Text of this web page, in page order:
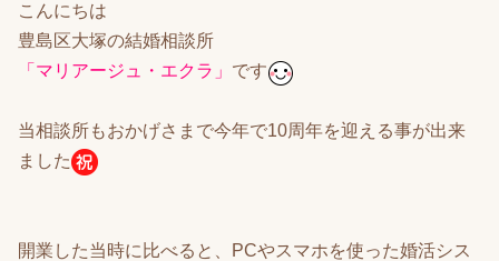
こんにちは
豊島区大塚の結婚相談所
「マリアージュ・エクラ」 です
当相談所もおかげさまで今年で10周年を迎える事が出来
ました
開業した当時に比べると、PCやスマホを使った婚活シス